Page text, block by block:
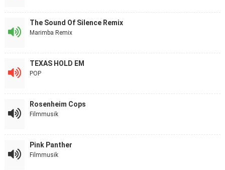
The Sound Of Silence Remix
Marimba Remix
TEXAS HOLD EM
POP
Rosenheim Cops
Filmmusik
Pink Panther
Filmmusik